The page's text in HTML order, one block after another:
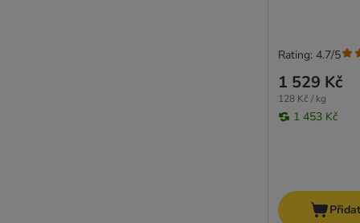
1 529 Kč
128 Kč / kg
1 453 Kč
Rating: 4.7/5